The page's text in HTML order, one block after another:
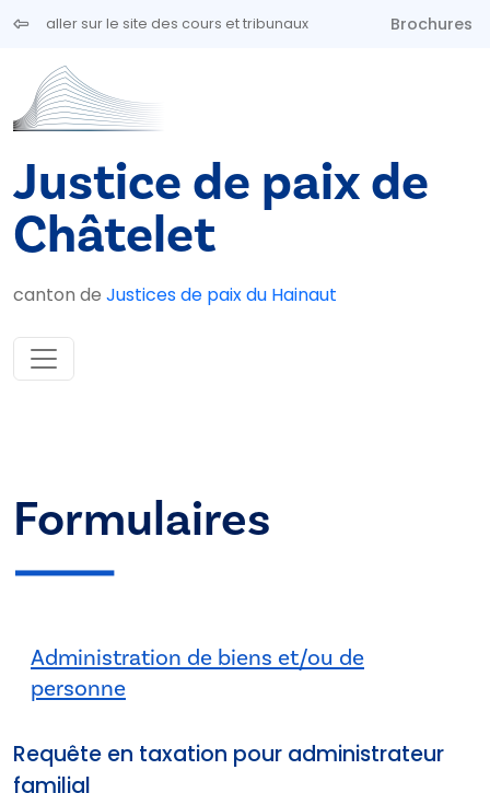
Aller au contenu principal
aller sur le site des cours et tribunaux Brochures
Justice de paix de
Châtelet
canton de Justices de paix du Hainaut
Formulaires
Administration de biens et/ou de
personne
Requête en taxation pour administrateur
familial